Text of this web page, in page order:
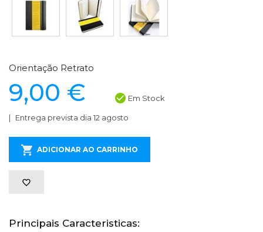
Orientação Retrato
9,00 € Em Stock
Entrega prevista dia 12 agosto
ADICIONAR AO CARRINHO
Principais Caracteristicas: